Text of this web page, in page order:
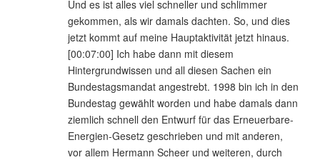
Und es ist alles viel schneller und schlimmer
gekommen, als wir damals dachten. So, und dies
jetzt kommt auf meine Hauptaktivität jetzt hinaus.
[00:07:00] Ich habe dann mit diesem
Hintergrundwissen und all diesen Sachen ein
Bundestagsmandat angestrebt. 1998 bin ich in den
Bundestag gewählt worden und habe damals dann
ziemlich schnell den Entwurf für das Erneuerbare-
Energien-Gesetz geschrieben und mit anderen,
vor allem Hermann Scheer und weiteren, durch